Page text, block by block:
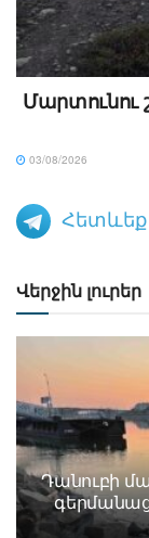
Մարտունու
03/08/2026
Հետևեք
Վերջին լուրեր
Դանուբի